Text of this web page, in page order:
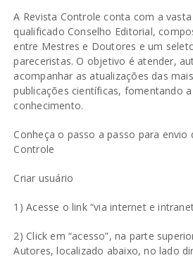
A Revista Controle conta com a
qualificado Conselho Editorial,
entre Mestres e Doutores e um
pareceristas. O objetivo é atender,
acompanhar as atualizações das
publicações científicas, fomentando
conhecimento.
Conheça o passo a passo para envio
Controle
Criar usuário
1) Acesse o link “via internet e
2) Click em “acesso”, na parte
Autores, localizado abaixo, no lado